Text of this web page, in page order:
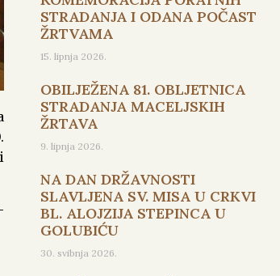
STRADANJA I ODANA POČAST
ŽRTVAMA
15. lipnja 2026.
OBILJEŽENA 81. OBLJETNICA
STRADANJA MACELJSKIH
ŽRTAVA
9. lipnja 2026.
NA DAN DRŽAVNOSTI
SLAVLJENA SV. MISA U CRKVI
BL. ALOJZIJA STEPINCA U
GOLUBIĆU
30. svibnja 2026.